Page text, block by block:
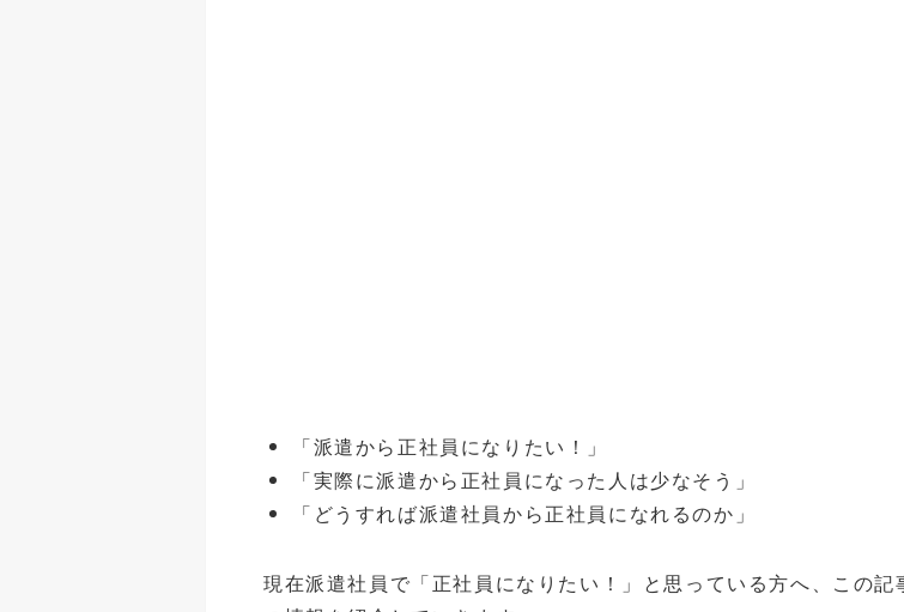
「派遣から正社員になりたい！」
「実際に派遣から正社員になった人は少なそう」
「どうすれば派遣社員から正社員になれるのか」
現在派遣社員で「正社員になりたい！」と思っている方へ、この